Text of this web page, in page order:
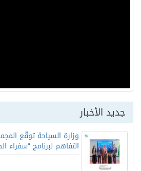
جديد الأخبار
وزارة السياحة توقّع
التفاهم لبرنامج “سفراء